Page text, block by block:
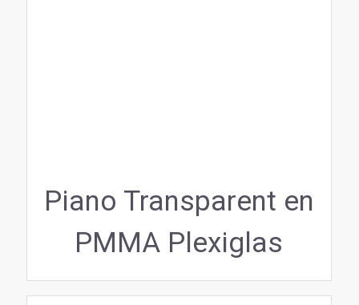
Piano Transparent en
PMMA Plexiglas